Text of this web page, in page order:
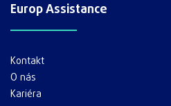
Europ Assistance
Kontakt
O nás
Kariéra